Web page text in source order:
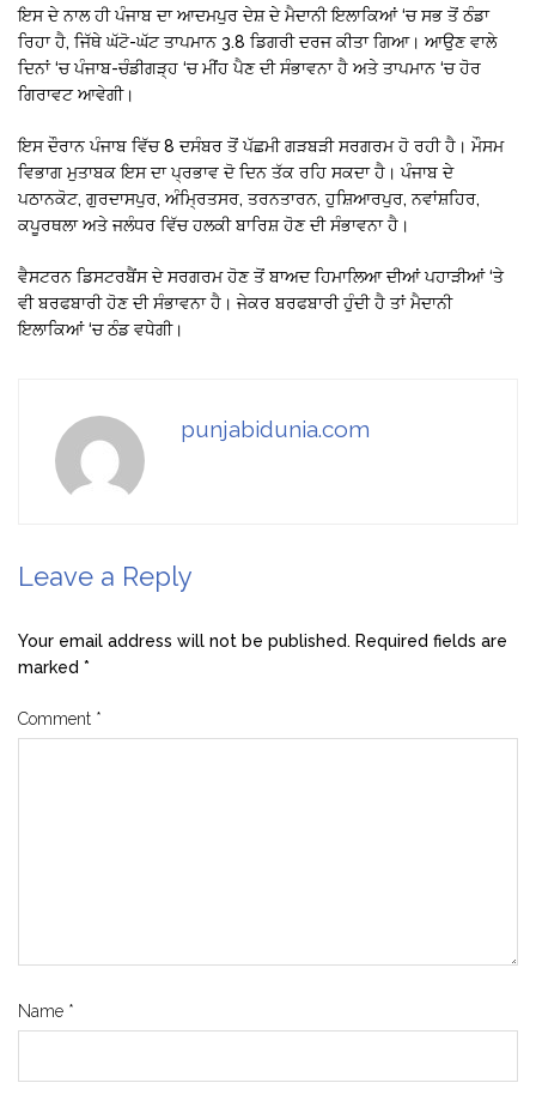
ਇਸ ਦੇ ਨਾਲ ਹੀ ਪੰਜਾਬ ਦਾ ਆਦਮਪੁਰ ਦੇਸ਼ ਦੇ ਮੈਦਾਨੀ ਇਲਾਕਿਆਂ ‘ਚ ਸਭ ਤੋਂ ਠੰਡਾ
ਰਿਹਾ ਹੈ, ਜਿੱਥੇ ਘੱਟੋ-ਘੱਟ ਤਾਪਮਾਨ 3.8 ਡਿਗਰੀ ਦਰਜ ਕੀਤਾ ਗਿਆ। ਆਉਣ ਵਾਲੇ
ਦਿਨਾਂ ‘ਚ ਪੰਜਾਬ-ਚੰਡੀਗੜ੍ਹ ‘ਚ ਮੀਂਹ ਪੈਣ ਦੀ ਸੰਭਾਵਨਾ ਹੈ ਅਤੇ ਤਾਪਮਾਨ ‘ਚ ਹੋਰ
ਗਿਰਾਵਟ ਆਵੇਗੀ।
ਇਸ ਦੌਰਾਨ ਪੰਜਾਬ ਵਿੱਚ 8 ਦਸੰਬਰ ਤੋਂ ਪੱਛਮੀ ਗੜਬੜੀ ਸਰਗਰਮ ਹੋ ਰਹੀ ਹੈ। ਮੌਸਮ
ਵਿਭਾਗ ਮੁਤਾਬਕ ਇਸ ਦਾ ਪ੍ਰਭਾਵ ਦੋ ਦਿਨ ਤੱਕ ਰਹਿ ਸਕਦਾ ਹੈ। ਪੰਜਾਬ ਦੇ
ਪਠਾਨਕੋਟ, ਗੁਰਦਾਸਪੁਰ, ਅੰਮ੍ਰਿਤਸਰ, ਤਰਨਤਾਰਨ, ਹੁਸ਼ਿਆਰਪੁਰ, ਨਵਾਂਸ਼ਹਿਰ,
ਕਪੂਰਥਲਾ ਅਤੇ ਜਲੰਧਰ ਵਿੱਚ ਹਲਕੀ ਬਾਰਿਸ਼ ਹੋਣ ਦੀ ਸੰਭਾਵਨਾ ਹੈ।
ਵੈਸਟਰਨ ਡਿਸਟਰਬੈਂਸ ਦੇ ਸਰਗਰਮ ਹੋਣ ਤੋਂ ਬਾਅਦ ਹਿਮਾਲਿਆ ਦੀਆਂ ਪਹਾੜੀਆਂ ‘ਤੇ
ਵੀ ਬਰਫਬਾਰੀ ਹੋਣ ਦੀ ਸੰਭਾਵਨਾ ਹੈ। ਜੇਕਰ ਬਰਫਬਾਰੀ ਹੁੰਦੀ ਹੈ ਤਾਂ ਮੈਦਾਨੀ
ਇਲਾਕਿਆਂ ‘ਚ ਠੰਡ ਵਧੇਗੀ।
punjabidunia.com
Leave a Reply
Your email address will not be published. Required fields are
marked *
Comment *
Name *